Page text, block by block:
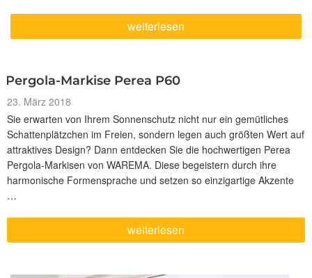
„Weihnachtsurlaub“
weiterlesen
Pergola-Markise Perea P60
Veröffentlicht
am
23. März 2018
Sie erwarten von Ihrem Sonnenschutz nicht nur ein gemütliches
Schattenplätzchen im Freien, sondern legen auch größten Wert auf
attraktives Design? Dann entdecken Sie die hochwertigen Perea
Pergola-Markisen von WAREMA. Diese begeistern durch ihre
harmonische Formensprache und setzen so einzigartige Akzente
…
„Pergola-
Markise
weiterlesen